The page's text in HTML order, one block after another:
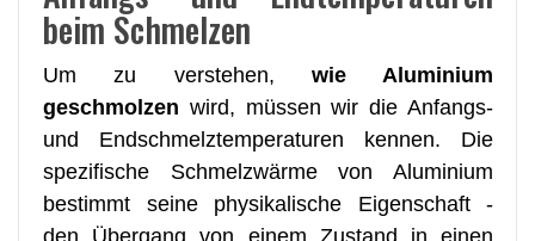
beim Schmelzen
Um zu verstehen, wie Aluminium
geschmolzen wird, müssen wir die Anfangs-
und Endschmelztemperaturen kennen. Die
spezifische Schmelzwärme von Aluminium
bestimmt seine physikalische Eigenschaft -
den Übergang von einem Zustand in einen